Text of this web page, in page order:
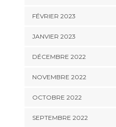
FÉVRIER 2023
JANVIER 2023
DÉCEMBRE 2022
NOVEMBRE 2022
OCTOBRE 2022
SEPTEMBRE 2022